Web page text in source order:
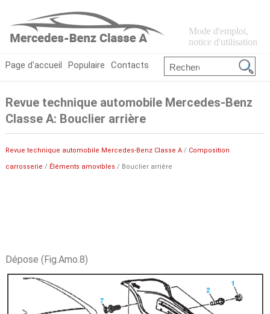
Mode d'emploi,
notice d'utilisation
Page d'accueil Populaire Contacts
Revue technique automobile Mercedes-Benz
Classe A: Bouclier arrière
Revue technique automobile Mercedes-Benz Classe A/ Composition
carrosserie / Éléments amovibles / Bouclier arrière
Dépose (Fig.Amo.8)